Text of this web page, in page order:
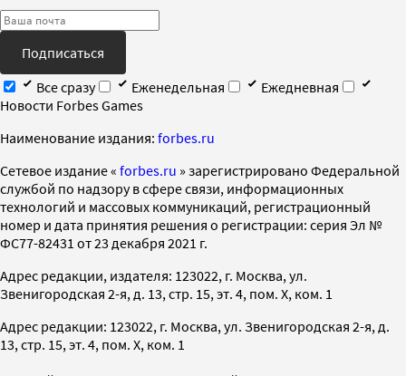
Подписаться
Все сразу
Еженедельная
Ежедневная
Новости Forbes Games
Наименование издания: forbes.ru
Cетевое издание « forbes.ru » зарегистрировано Федеральной
службой по надзору в сфере связи, информационных
технологий и массовых коммуникаций, регистрационный
номер и дата принятия решения о регистрации: серия Эл №
ФС77-82431 от 23 декабря 2021 г.
Адрес редакции, издателя: 123022, г. Москва, ул.
Звенигородская 2-я, д. 13, стр. 15, эт. 4, пом. X, ком. 1
Адрес редакции: 123022, г. Москва, ул. Звенигородская 2-я, д.
13, стр. 15, эт. 4, пом. X, ком. 1